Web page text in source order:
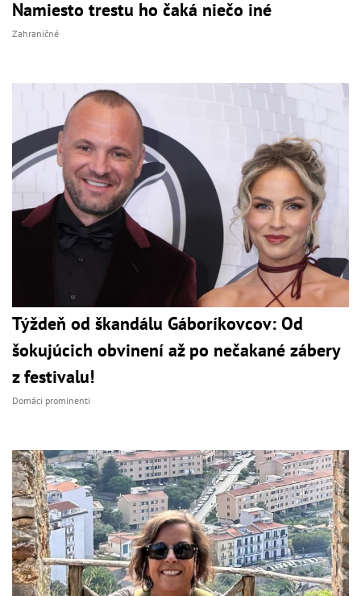
Namiesto trestu ho čaká niečo iné
Zahraničné
Týždeň od škandálu Gáboríkovcov: Od
šokujúcich obvinení až po nečakané zábery
z festivalu!
Domáci prominenti